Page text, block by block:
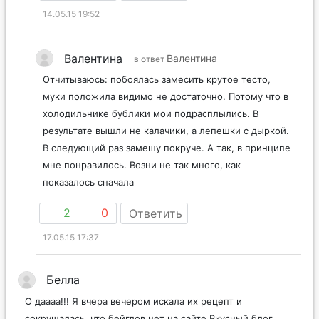
14.05.15 19:52
Валентина в ответ Валентина
Отчитываюсь: побоялась замесить крутое тесто,
муки положила видимо не достаточно. Потому что в
холодильнике бублики мои подрасплылись. В
результате вышли не калачики, а лепешки с дыркой.
В следующий раз замешу покруче. А так, в принципе
мне понравилось. Возни не так много, как
показалось сначала
2 0 Ответить
17.05.15 17:37
Белла
О даааа!!! Я вчера вечером искала их рецепт и